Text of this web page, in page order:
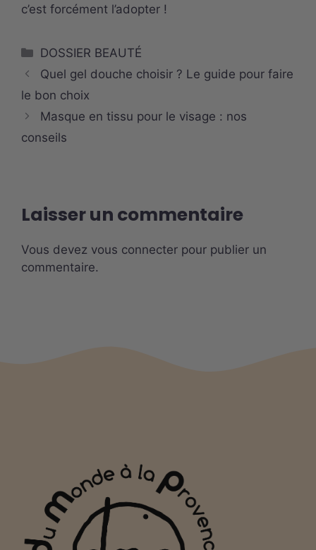
c’est forcément l’adopter !
Catégories
DOSSIER BEAUTÉ
Quel gel douche choisir ? Le guide pour faire
le bon choix
Masque en tissu pour le visage : nos
conseils
Laisser un commentaire
Vous devez vous connecter pour publier un
commentaire.